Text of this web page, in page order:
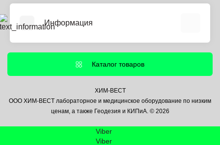
Информация
Информация о доставке
Политика безопасности
Контакты
Каталог товаров
ХИМ-ВЕСТ
ООО ХИМ-ВЕСТ лабораторное и медицинское оборудование по низким
ценам, а также Геодезия и КИПиА. © 2026
Viber
Viber